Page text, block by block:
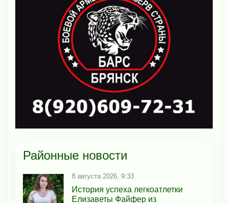
Районные новости
8 августа 2026, 9:33
История успеха легкоатлетки
Елизаветы Файфер из